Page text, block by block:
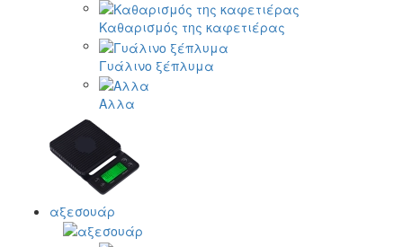
Καθαρισμός της καφετιέρας
Γυάλινο ξέπλυμα
Αλλα
αξεσουάρ